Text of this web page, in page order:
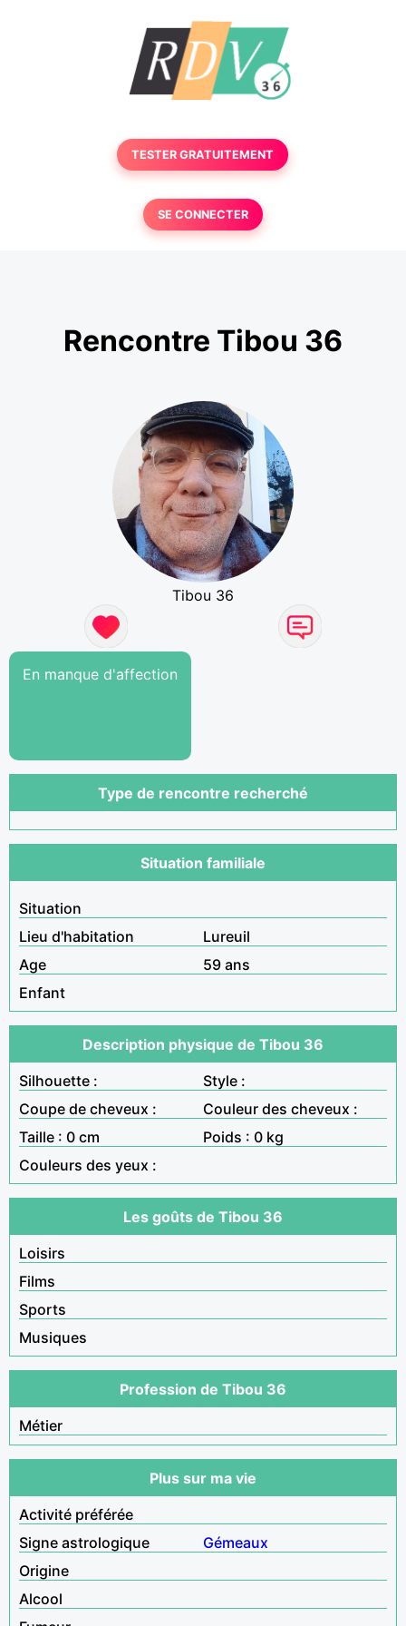
TESTER GRATUITEMENT
SE CONNECTER
Rencontre Tibou 36
Tibou 36
En manque d'affection
Type de rencontre recherché
Situation familiale
Situation
Lieu d'habitation
Lureuil
Age
59 ans
Enfant
Description physique de Tibou 36
Silhouette :
Style :
Coupe de cheveux :
Couleur des cheveux :
Taille : 0 cm
Poids : 0 kg
Couleurs des yeux :
Les goûts de Tibou 36
Loisirs
Films
Sports
Musiques
Profession de Tibou 36
Métier
Plus sur ma vie
Activité préférée
Signe astrologique
Gémeaux
Origine
Alcool